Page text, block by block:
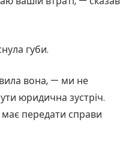
губи.
вона, — ми не
юридична зустріч.
передати справи